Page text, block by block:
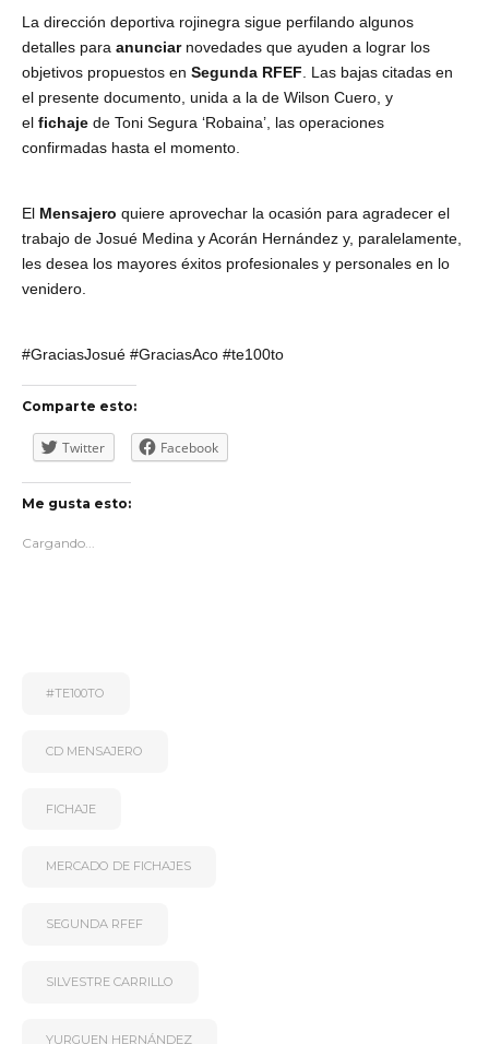
La dirección deportiva rojinegra sigue perfilando algunos
detalles para anunciarnovedades que ayuden a lograr los
objetivos propuestos en Segunda RFEF. Las bajas citadas en
el presente documento, unida a la de Wilson Cuero, y
el fichaje de Toni Segura ‘Robaina’, las operaciones
confirmadas hasta el momento.
El Mensajero quiere aprovechar la ocasión para agradecer el
trabajo de Josué Medina y Acorán Hernández y, paralelamente,
les desea los mayores éxitos profesionales y personales en lo
venidero.
#GraciasJosué #GraciasAco #te100to
Comparte esto:
Twitter Facebook
Me gusta esto:
Cargando...
#TE100TO
CD MENSAJERO
FICHAJE
MERCADO DE FICHAJES
SEGUNDA RFEF
SILVESTRE CARRILLO
YURGUEN HERNÁNDEZ